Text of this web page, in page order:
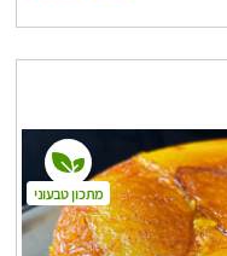
מתכון טבעוני